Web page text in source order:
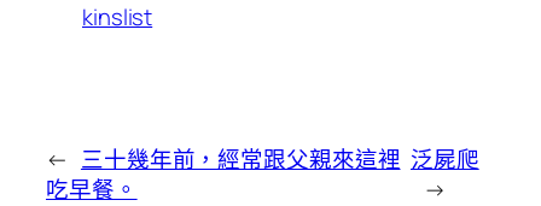
kinslist
← 三十幾年前，經常跟父親來這裡
吃早餐。
泛屍爬
→